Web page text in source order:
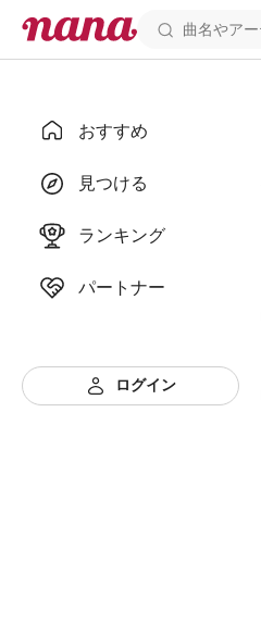
おすすめ
見つける
ランキング
パートナー
ログイン